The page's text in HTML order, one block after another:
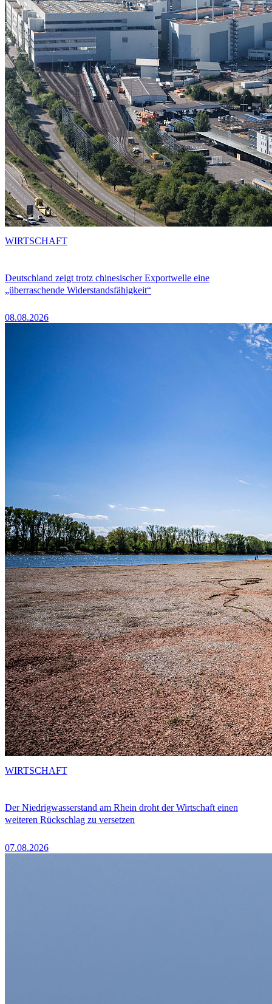
Deutschland zeigt trotz chinesischer Exportwelle eine
„überraschende Widerstandsfähigkeit“
08.08.2026
WIRTSCHAFT
Der Niedrigwasserstand am Rhein droht der Wirtschaft einen
weiteren Rückschlag zu versetzen
07.08.2026
WIRTSCHAFT